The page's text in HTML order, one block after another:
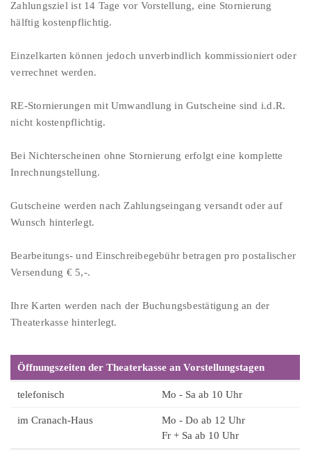
Zahlungsziel ist 14 Tage vor Vorstellung, eine Stornierung
hälftig kostenpflichtig.
Einzelkarten können jedoch unverbindlich kommissioniert oder
verrechnet werden.
RE-Stornierungen mit Umwandlung in Gutscheine sind i.d.R.
nicht kostenpflichtig.
Bei Nichterscheinen ohne Stornierung erfolgt eine komplette
Inrechnungstellung.
Gutscheine werden nach Zahlungseingang versandt oder auf
Wunsch hinterlegt.
Bearbeitungs- und Einschreibegebühr betragen pro postalischer
Versendung € 5,-.
Ihre Karten werden nach der Buchungsbestätigung an der
Theaterkasse hinterlegt.
Öffnungszeiten der Theaterkasse an Vorstellungstagen
telefonisch Mo - Sa ab 10 Uhr
im Cranach-Haus
Mo - Do ab 12 Uhr
Fr + Sa ab 10 Uhr